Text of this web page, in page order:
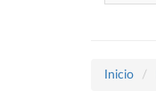
Inicio